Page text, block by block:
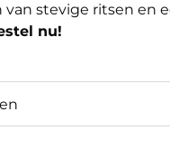
van stevige ritsen en
nu!